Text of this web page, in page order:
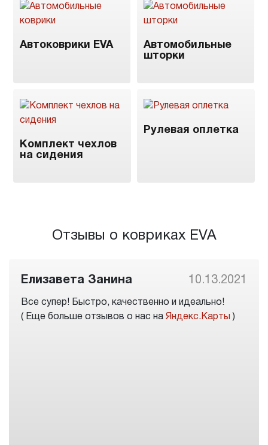
Автоковрики EVA
Автомобильные
шторки
Комплект чехлов
на сидения
Рулевая оплетка
Отзывы о ковриках EVA
Елизавета Занина 10.13.2021
Все супер! Быстро, качественно и идеально!
( Еще больше отзывов о нас на Яндекс.Карты )